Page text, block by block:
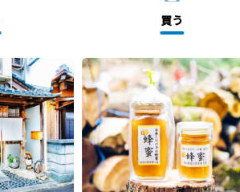
買う